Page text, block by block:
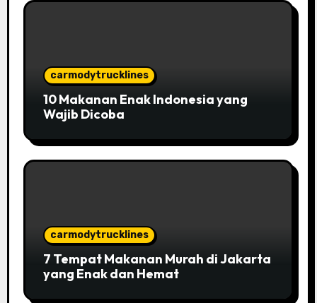
carmodytrucklines
10 Makanan Enak Indonesia yang
Wajib Dicoba
carmodytrucklines
7 Tempat Makanan Murah di Jakarta
yang Enak dan Hemat